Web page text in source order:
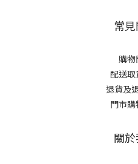
常
購物
配送取
退貨及
門市
關